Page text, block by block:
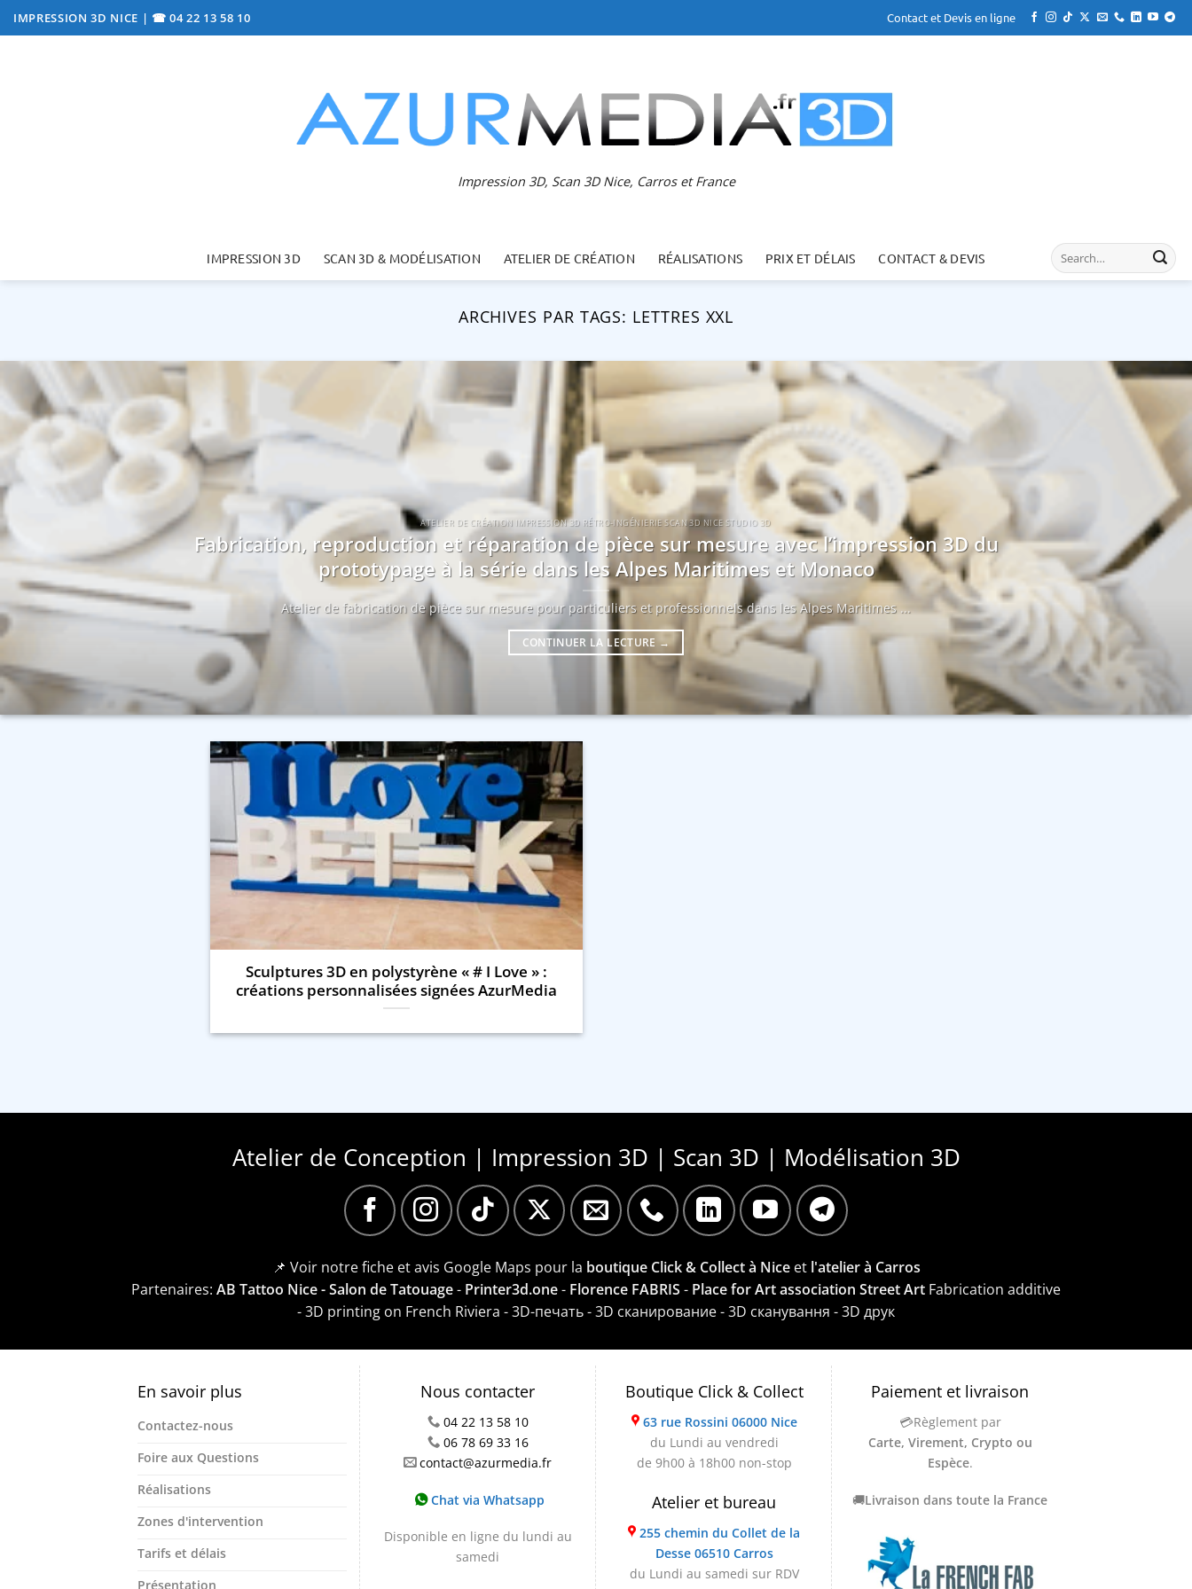
Passer
au
IMPRESSION 3D NICE | ☎ 04 22 13 58 10 Contact et Devis en ligne
Impression 3D, Scan 3D Nice, Carros et France
IMPRESSION 3D SCAN 3D & MODÉLISATION ATELIER DE CRÉATION RÉALISATIONS PRIX ET DÉLAIS CONTACT & DEVIS
ARCHIVES PAR TAGS: LETTRES XXL
ATELIER DE CRÉATION IMPRESSION 3D RÉTRO-INGÉNIERIE SCAN 3D NICE STUDIO 3D
Fabrication, reproduction et réparation de pièce sur mesure avec l’impression 3D du
prototypage à la série dans les Alpes Maritimes et Monaco
Atelier de fabrication de pièce sur mesure pour particuliers et professionnels dans les Alpes Maritimes ...
CONTINUER LA LECTURE →
Sculptures 3D en polystyrène « # I Love » :
créations personnalisées signées AzurMedia
Atelier de Conception | Impression 3D | Scan 3D | Modélisation 3D
📌 Voir notre fiche et avis Google Maps pour la boutique Click & Collect à Niceet l'atelier à Carros
Partenaires: AB Tattoo Nice - Salon de Tatouage- Printer3d.one- Florence FABRIS - Place for Art association Street Art Fabrication additive
- 3D printing on French Riviera - 3D-печать - 3D сканирование - 3D сканування - 3D друк
En savoir plus
Contactez-nous
Foire aux Questions
Réalisations
Zones d'intervention
Tarifs et délais
Présentation
Nous contacter
04 22 13 58 10
06 78 69 33 16
contact@azurmedia.fr
Chat via Whatsapp
Disponible en ligne du lundi au
samedi
Boutique Click & Collect
63 rue Rossini 06000 Nice
du Lundi au vendredi
de 9h00 à 18h00 non-stop
Atelier et bureau
255 chemin du Collet de la
Desse 06510 Carros
du Lundi au samedi sur RDV
Paiement et livraison
💳Règlement par
Carte, Virement, Crypto ou
Espèce.
🚚Livraison dans toute la France